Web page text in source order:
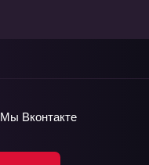
Мы Вконтакте